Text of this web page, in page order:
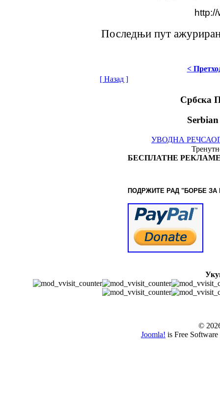
Последњи пут
<
[ Назад ]
Србска
УВОДНА РЕЧ
БЕСПЛАТНЕ
ПОДРЖИТЕ РАД "БОРБЕ ЗА
©
Joomla! is Free